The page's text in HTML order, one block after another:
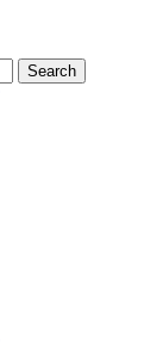
Search